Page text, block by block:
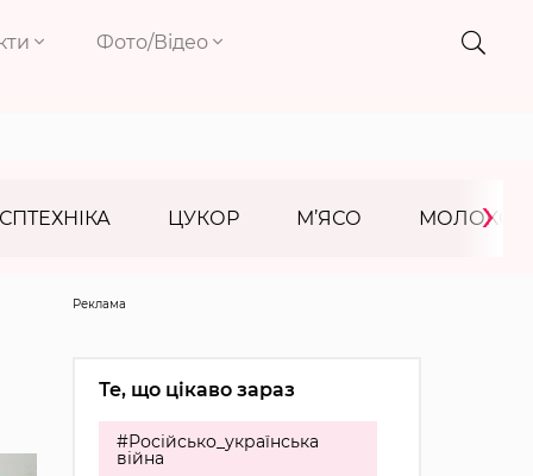
Фото/Відео
ЦУКОР М’ЯСО МОЛОКО
›
Реклама
Те, що цікаво зараз
#Російсько_українська
війна